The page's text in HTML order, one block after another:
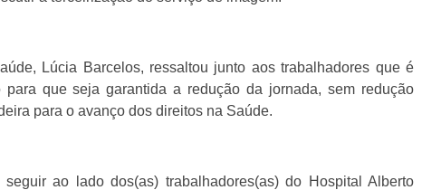
Lúcia Barcelos, ressaltou junto aos trabalhadores que é
que seja garantida a redução da jornada, sem redução
para o avanço dos direitos na Saúde.
ao lado dos(as) trabalhadores(as) do Hospital Alberto